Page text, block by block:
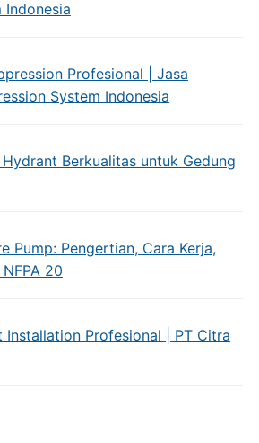
Indonesia
Profesional | Jasa
System Indonesia
Berkualitas untuk Gedung
Pump: Pengertian, Cara Kerja,
20
Installation Profesional | PT Citra